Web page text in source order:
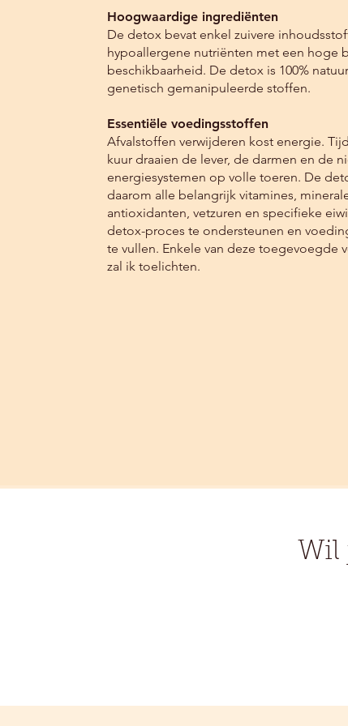
• Het heeft een positieve
Hoogwaardige ingrediënten
De detox bevat enkel zuivere
hypoallergene nutriënten met een hoge
beschikbaarheid. De detox is 100%
genetisch gemanipuleerde stoffen.
Essentiële voedingsstoffen
Afvalstoffen verwijderen kost energie.
kuur draaien de lever, de darmen en de
energiesystemen op volle toeren. De
daarom alle belangrijk vitamines,
antioxidanten, vetzuren en specifieke
detox-proces te ondersteunen en
te vullen. Enkele van deze toegevoegde
zal ik toelichten.
Wil